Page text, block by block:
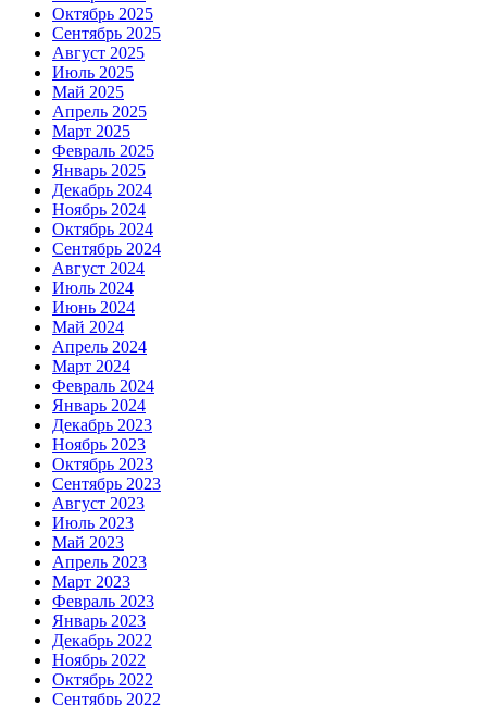
Октябрь 2025
Сентябрь 2025
Август 2025
Июль 2025
Май 2025
Апрель 2025
Март 2025
Февраль 2025
Январь 2025
Декабрь 2024
Ноябрь 2024
Октябрь 2024
Сентябрь 2024
Август 2024
Июль 2024
Июнь 2024
Май 2024
Апрель 2024
Март 2024
Февраль 2024
Январь 2024
Декабрь 2023
Ноябрь 2023
Октябрь 2023
Сентябрь 2023
Август 2023
Июль 2023
Май 2023
Апрель 2023
Март 2023
Февраль 2023
Январь 2023
Декабрь 2022
Ноябрь 2022
Октябрь 2022
Сентябрь 2022